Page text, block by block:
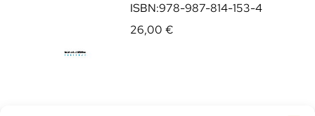
ISBN:978-987-814-153-4
26,00 €